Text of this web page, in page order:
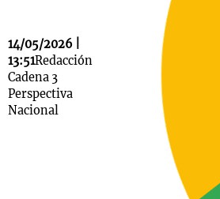
14/05/2026 |
13:51Redacción
Cadena 3
Perspectiva
Nacional